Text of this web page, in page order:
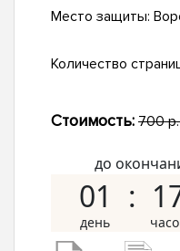
Место защиты:
Количество
Стоимость: 700
до
01